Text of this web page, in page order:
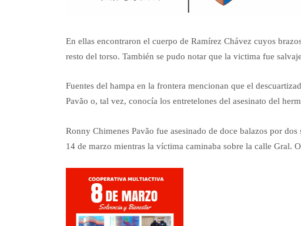
En ellas encontraron el cuerpo de Ramírez Chávez cuyos
resto del torso. También se pudo notar que la victima fue
Fuentes del hampa en la frontera mencionan que el
Pavão o, tal vez, conocía los entretelones del asesinato del
Ronny Chimenes Pavão fue asesinado de doce balazos por
14 de marzo mientras la víctima caminaba sobre la calle Gral.